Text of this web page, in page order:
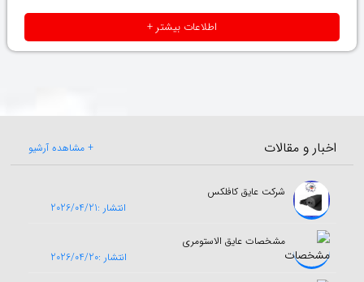
اطلاعات بیشتر +
اخبار و مقالات + مشاهده آرشیو
شرکت عایق کافلکس
انتشار :2026/04/21
مشخصات عایق الاستومری
انتشار :2026/04/20